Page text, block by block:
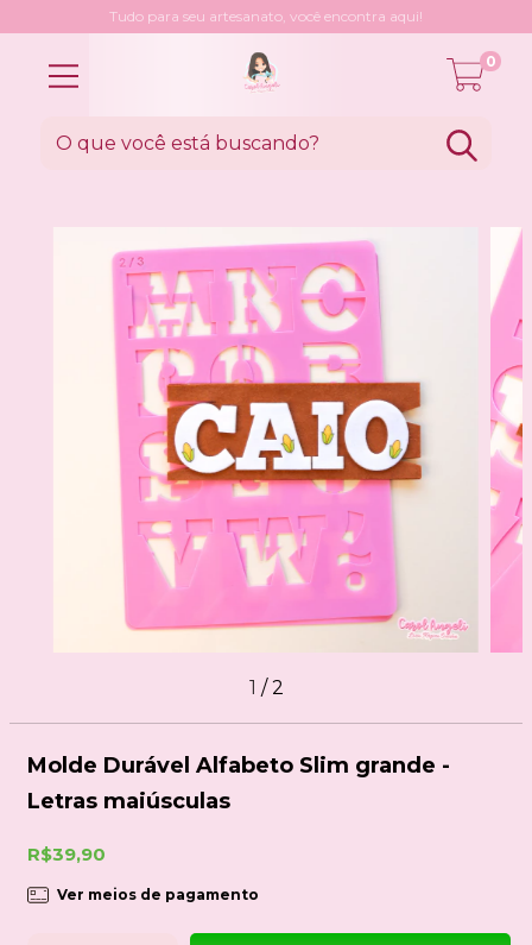
Tudo para seu artesanato, você encontra aqui!
0
1 /2
Molde Durável Alfabeto Slim grande -
Letras maiúsculas
R$39,90
Ver meios de pagamento